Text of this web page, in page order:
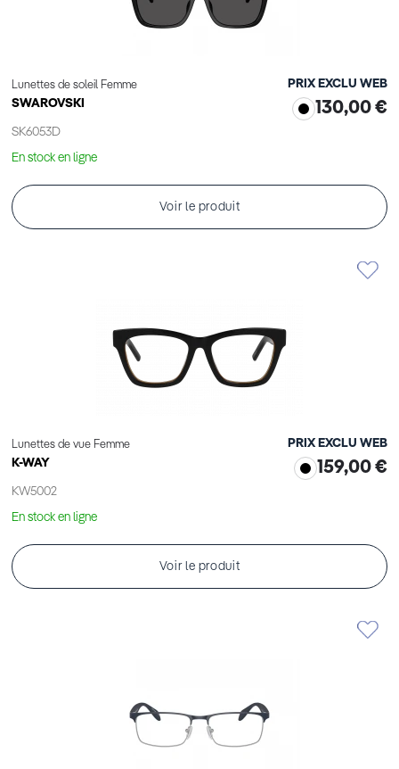
Lunettes de soleil Femme
SWAROVSKI
SK6053D
PRIX EXCLU WEB
130,00 €
En stock en ligne
Voir le produit
Lunettes de vue Femme
K-WAY
KW5002
PRIX EXCLU WEB
159,00 €
En stock en ligne
Voir le produit